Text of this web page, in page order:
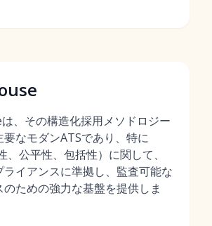
、その構造化採用メソドロジー
要なモダンATSであり、特に
、公平性、包括性）に関して、
イアンスに準拠し、監査可能な
ための強力な基盤を提供しま